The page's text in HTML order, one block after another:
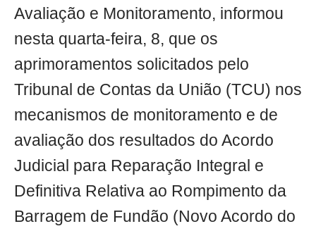
Avaliação e Monitoramento, informou
nesta quarta-feira, 8, que os
aprimoramentos solicitados pelo
Tribunal de Contas da União (TCU) nos
mecanismos de monitoramento e de
avaliação dos resultados do Acordo
Judicial para Reparação Integral e
Definitiva Relativa ao Rompimento da
Barragem de Fundão (Novo Acordo do